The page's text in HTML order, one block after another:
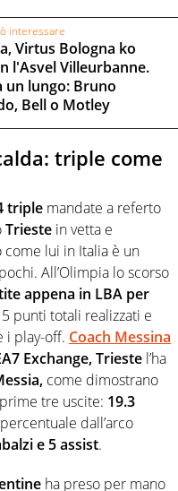
interessare
Virtus Bologna ko
l'Asvel Villeurbanne.
un lungo: Bruno
Bell o Motley
triple come
triple mandate a referto
Trieste in vetta e
lui in Italia è un
All’Olimpia lo scorso
appena in LBA per
punti totali realizzati e
i play-off. Coach Messina
Exchange, Trieste l’ha
come dimostrano
tre uscite: 19.3
dall’arco
e 5 assist.
ha preso per mano